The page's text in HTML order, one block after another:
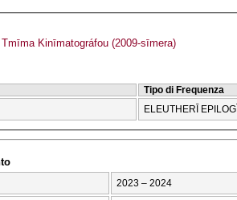
Tmīma Kinīmatográfou (2009-sīmera)
Tipo di Frequenza
ELEUTHERĪ EPILOGĪ
2023 – 2024